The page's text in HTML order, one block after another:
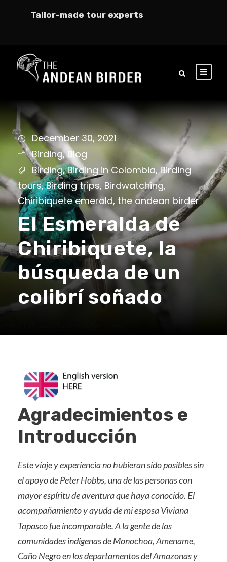
Tailor-made tour experts
December 30, 2021
Birding, Blog
Birding, Birding in Colombia, Birding
tours, Birding trips, Birdwatching,
Chiribiquete emerald, the andean birder
El Esmeralda de
Chiribiquete, la
búsqueda de un
colibrí soñado
Agradecimientos e
Introducción
Este viaje y experiencia no hubieran sido posibles sin
el apoyo de Peter Hobbs, una de las personas con
mayor espíritu de aventura que haya conocido. El
acompañamiento y ayuda de mi esposa Viviana
Tapasco fue incomparable. A la gente de las
comunidades indígenas de Monochoa, Amename,
Caño Negro en los departamentos del Amazonas y